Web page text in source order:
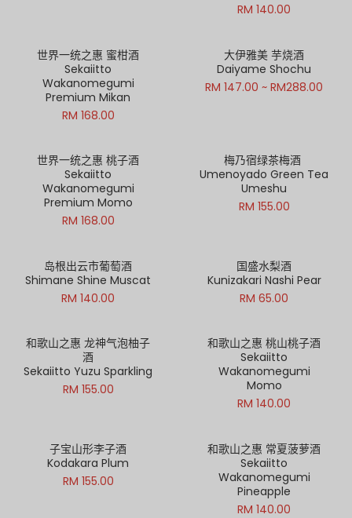
RM 140.00
世界一统之惠 蜜柑酒
Sekaiitto
Wakanomegumi
Premium Mikan
RM 168.00
大伊雅美 芋烧酒
Daiyame Shochu
RM 147.00 ~ RM288.00
世界一统之惠 桃子酒
Sekaiitto
Wakanomegumi
Premium Momo
RM 168.00
梅乃宿绿茶梅酒
Umenoyado Green Tea
Umeshu
RM 155.00
岛根出云市葡萄酒
Shimane Shine Muscat
RM 140.00
国盛水梨酒
Kunizakari Nashi Pear
RM 65.00
和歌山之惠 龙神气泡柚子
酒
Sekaiitto Yuzu Sparkling
RM 155.00
和歌山之惠 桃山桃子酒
Sekaiitto
Wakanomegumi
Momo
RM 140.00
子宝山形李子酒
Kodakara Plum
RM 155.00
和歌山之惠 常夏菠萝酒
Sekaiitto
Wakanomegumi
Pineapple
RM 140.00